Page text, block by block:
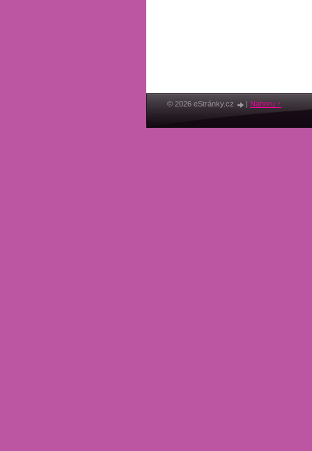
© 2026 eStránky.cz | Nahoru ↑